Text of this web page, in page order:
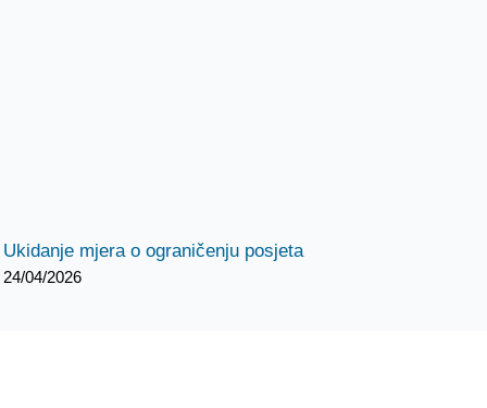
Ukidanje mjera o ograničenju posjeta
24/04/2026